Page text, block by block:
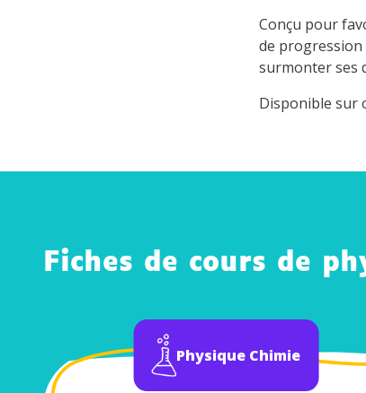
Conçu pour
de progression
surmonter ses
Disponible sur
Fiches de cours de
Physique Chimie